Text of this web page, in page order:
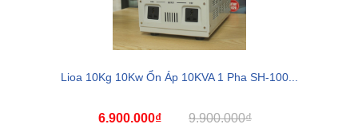
Lioa 10Kg 10Kw Ổn Áp 10KVA 1 Pha SH-100...
6.900.000₫ 9.900.000₫